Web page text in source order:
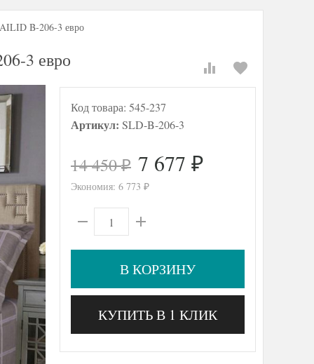
B-206-3 евро
3 евро
Код товара: 545-237
Артикул: SLD-B-206-3
14 450₽ 7 677 ₽
Экономия: 6 773 ₽
В КОРЗИНУ
КУПИТЬ В 1 КЛИК